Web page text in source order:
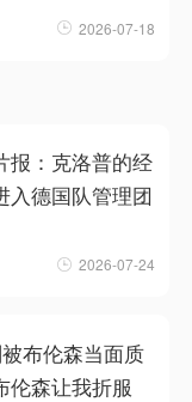
2026-07-18
报：克洛普的经
入德国队管理团
2026-07-24
布伦森当面质
伦森让我折服